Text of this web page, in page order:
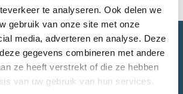
te analyseren. Ook delen we
gebruik van onze site met onze
media, adverteren en analyse. Deze
gegevens combineren met andere
ze heeft verstrekt of die ze hebben
van uw gebruik van hun services.
nodig? Bel of mail ons.
of garantie: mail ons.